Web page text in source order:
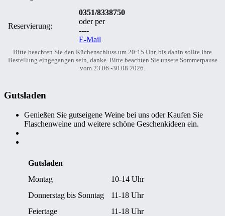
Reservierung:
0351/8338750
oder per
----
E-Mail
Bitte beachten Sie den Küchenschluss um 20:15 Uhr, bis dahin sollte Ihre
Bestellung eingegangen sein, danke. Bitte beachten Sie unsere Sommerpause
vom 23.06.-30.08.2026.
Gutsladen
Genießen Sie gutseigene Weine bei uns oder Kaufen Sie
Flaschenweine und weitere schöne Geschenkideen ein.
Gutsladen
Montag
10-14 Uhr
Donnerstag bis Sonntag
11-18 Uhr
Feiertage
11-18 Uhr